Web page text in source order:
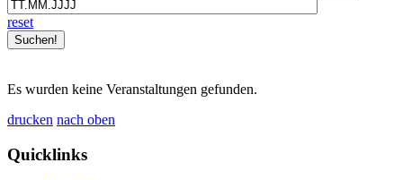
reset
Es wurden keine Veranstaltungen gefunden.
drucken nach oben
Quicklinks